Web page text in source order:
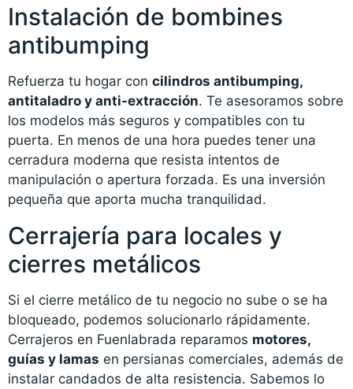
Instalación de bombines
antibumping
Refuerza tu hogar con cilindros antibumping,
antitaladro y anti-extracción. Te asesoramos sobre
los modelos más seguros y compatibles con tu
puerta. En menos de una hora puedes tener una
cerradura moderna que resista intentos de
manipulación o apertura forzada. Es una inversión
pequeña que aporta mucha tranquilidad.
Cerrajería para locales y
cierres metálicos
Si el cierre metálico de tu negocio no sube o se ha
bloqueado, podemos solucionarlo rápidamente.
Cerrajeros en Fuenlabrada reparamos motores,
guías y lamas en persianas comerciales, además de
instalar candados de alta resistencia. Sabemos lo